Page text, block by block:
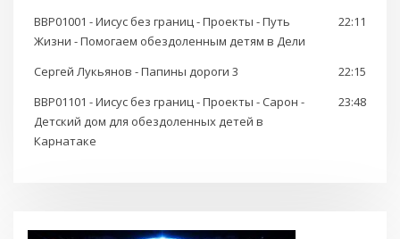
BBP01001 - Иисус без границ - Проекты - Путь
Жизни - Помогаем обездоленным детям в Дели
22:11
Сергей Лукьянов - Папины дороги 3
22:15
BBP01101 - Иисус без границ - Проекты - Сарон -
Детский дом для обездоленных детей в
Карнатаке
23:48